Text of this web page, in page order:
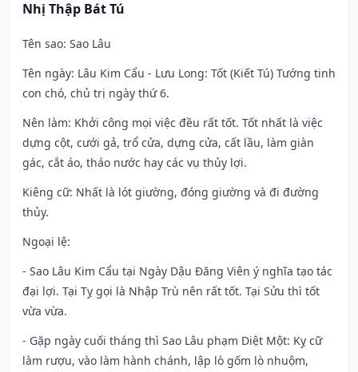
Nhị Thập Bát Tú
Tên sao: Sao Lâu
Tên ngày: Lâu Kim Cẩu - Lưu Long: Tốt (Kiết Tú) Tướng tinh
con chó, chủ trị ngày thứ 6.
Nên làm: Khởi công mọi việc đều rất tốt. Tốt nhất là việc
dựng cột, cưới gả, trổ cửa, dựng cửa, cất lầu, làm giàn
gác, cắt áo, tháo nước hay các vụ thủy lợi.
Kiêng cữ: Nhất là lót giường, đóng giường và đi đường
thủy.
Ngoại lệ:
- Sao Lâu Kim Cẩu tại Ngày Dậu Đăng Viên ý nghĩa tạo tác
đại lợi. Tại Tỵ gọi là Nhập Trù nên rất tốt. Tại Sửu thì tốt
vừa vừa.
- Gặp ngày cuối tháng thì Sao Lâu phạm Diệt Một: Kỵ cữ
làm rượu, vào làm hành chánh, lập lò gốm lò nhuộm,